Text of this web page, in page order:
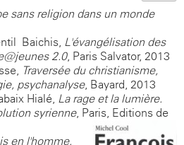
sans religion dans un monde
-Baichis, L'évangélisation des
2.0, Paris Salvator, 2013
Traversée du christianisme,
psychanalyse, Bayard, 2013
Hialé, La rage et la lumière.
syrienne, Paris, Editions de
en l'homme.